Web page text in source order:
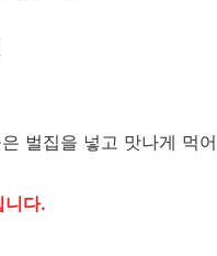
벌집을 넣고 맛나게 먹
니다.